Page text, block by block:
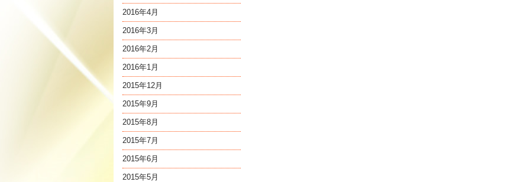
2016年4月
2016年3月
2016年2月
2016年1月
2015年12月
2015年9月
2015年8月
2015年7月
2015年6月
2015年5月